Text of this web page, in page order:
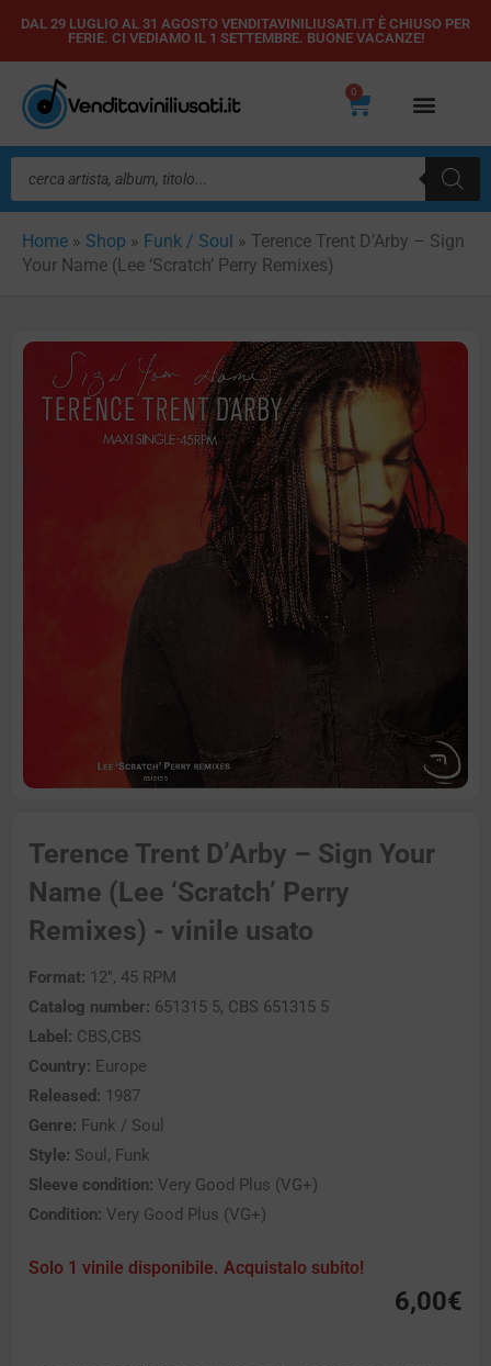
Vai
contenuto
DAL 29 LUGLIO AL 31 AGOSTO VENDITAVINILIUSATI.IT È CHIUSO PER
FERIE. CI VEDIAMO IL 1 SETTEMBRE. BUONE VACANZE!
0
Carrello
Ricerca
prodotti
Home » Shop » Funk / Soul » Terence Trent D’Arby – Sign
Your Name (Lee ‘Scratch’ Perry Remixes)
Terence Trent D’Arby – Sign Your
Name (Lee ‘Scratch’ Perry
Remixes) - vinile usato
Format: 12″, 45 RPM
Catalog number: 651315 5, CBS 651315 5
Label: CBS,CBS
Country: Europe
Released: 1987
Genre: Funk / Soul
Style: Soul, Funk
Sleeve condition: Very Good Plus (VG+)
Condition: Very Good Plus (VG+)
Solo 1 vinile disponibile. Acquistalo subito!
6,00€